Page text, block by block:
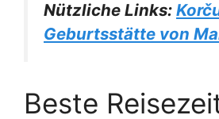
Nützliche Links:
Geburtsstätte von
Beste